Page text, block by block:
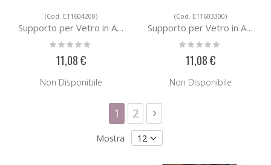
(Cod. E11604200)
Supporto per Vetro in Acciaio E11604200
Rating:
0%
11,08 €
Non Disponibile
(Cod. E11603300)
Supporto per Vetro in Acciaio E11603300
Rating:
0%
11,08 €
Non Disponibile
Pagina
Attualmente stai leggendo la
1 Pagina
2 Pagina
Successivo
Mostra